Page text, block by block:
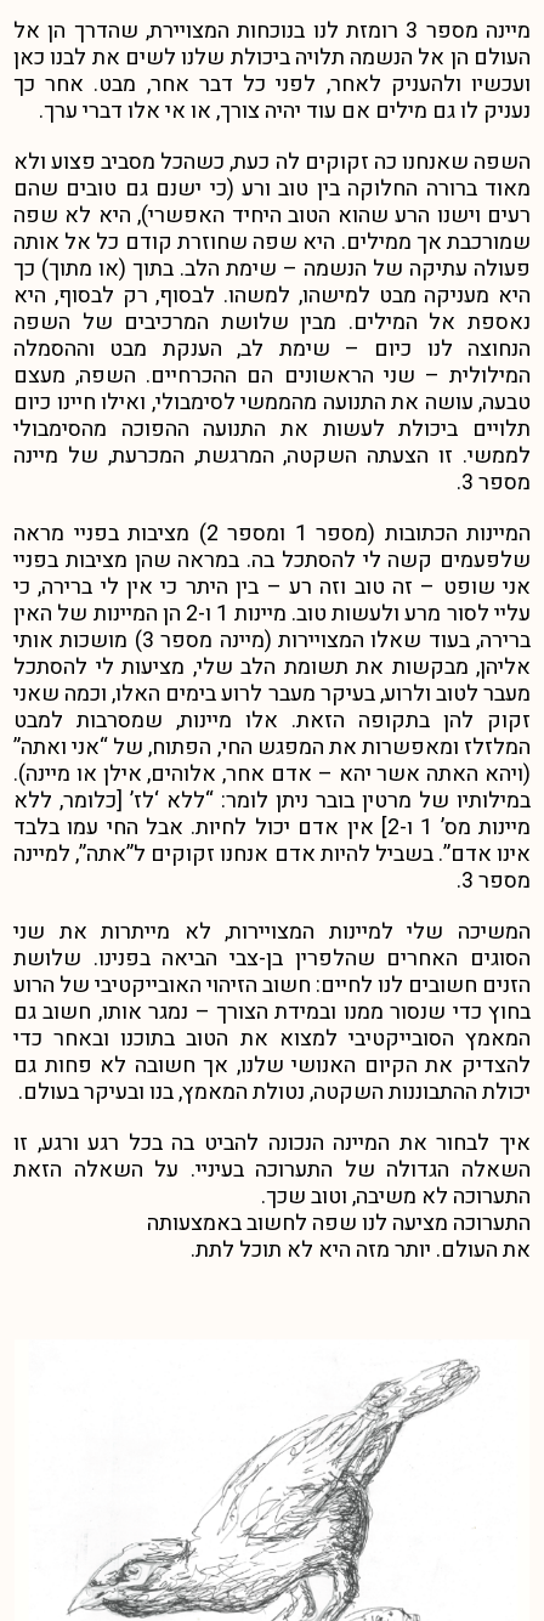
מיינה מספר 3 רומזת לנו בנוכחות המצויירת, שהדרך הן אל
העולם הן אל הנשמה תלויה ביכולת שלנו לשים את לבנו כאן
ועכשיו ולהעניק לאחר, לפני כל דבר אחר, מבט. אחר כך
נעניק לו גם מילים אם עוד יהיה צורך, או אי אלו דברי ערך.
השפה שאנחנו כה זקוקים לה כעת, כשהכל מסביב פצוע ולא
מאוד ברורה החלוקה בין טוב ורע (כי ישנם גם טובים שהם
רעים וישנו הרע שהוא הטוב היחיד האפשרי), היא לא שפה
שמורכבת אך ממילים. היא שפה שחוזרת קודם כל אל אותה
פעולה עתיקה של הנשמה – שימת הלב. בתוך (או מתוך) כך
היא מעניקה מבט למישהו, למשהו. לבסוף, רק לבסוף, היא
נאספת אל המילים. מבין שלושת המרכיבים של השפה
הנחוצה לנו כיום – שימת לב, הענקת מבט וההסמלה
המילולית – שני הראשונים הם ההכרחיים. השפה, מעצם
טבעה, עושה את התנועה מהממשי לסימבולי, ואילו חיינו כיום
תלויים ביכולת לעשות את התנועה ההפוכה מהסימבולי
לממשי. זו הצעתה השקטה, המרגשת, המכרעת, של מיינה
מספר 3.
המיינות הכתובות (מספר 1 ומספר 2) מציבות בפניי מראה
שלפעמים קשה לי להסתכל בה. במראה שהן מציבות בפניי
אני שופט – זה טוב וזה רע – בין היתר כי אין לי ברירה, כי
עליי לסור מרע ולעשות טוב. מיינות 1 ו-2 הן המיינות של האין
ברירה, בעוד שאלו המצויירות (מיינה מספר 3) מושכות אותי
אליהן, מבקשות את תשומת הלב שלי, מציעות לי להסתכל
מעבר לטוב ולרוע, בעיקר מעבר לרוע בימים האלו, וכמה שאני
זקוק להן בתקופה הזאת. אלו מיינות, שמסרבות למבט
המלזלז ומאפשרות את המפגש החי, הפתוח, של “אני ואתה”
(ויהא האתה אשר יהא – אדם אחר, אלוהים, אילן או מיינה).
במילותיו של מרטין בובר ניתן לומר: “ללא ‘לז’ [כלומר, ללא
מיינות מס’ 1 ו-2] אין אדם יכול לחיות. אבל החי עמו בלבד
אינו אדם”. בשביל להיות אדם אנחנו זקוקים ל”אתה”, למיינה
מספר 3.
המשיכה שלי למיינות המצויירות, לא מייתרות את שני
הסוגים האחרים שהלפרין בן-צבי הביאה בפנינו. שלושת
הזנים חשובים לנו לחיים: חשוב הזיהוי האובייקטיבי של הרוע
בחוץ כדי שנסור ממנו ובמידת הצורך – נמגר אותו, חשוב גם
המאמץ הסובייקטיבי למצוא את הטוב בתוכנו ובאחר כדי
להצדיק את הקיום האנושי שלנו, אך חשובה לא פחות גם
יכולת ההתבוננות השקטה, נטולת המאמץ, בנו ובעיקר בעולם.
איך לבחור את המיינה הנכונה להביט בה בכל רגע ורגע, זו
השאלה הגדולה של התערוכה בעיניי. על השאלה הזאת
התערוכה לא משיבה, וטוב שכך.
התערוכה מציעה לנו שפה לחשוב באמצעותה
את העולם. יותר מזה היא לא תוכל לתת.